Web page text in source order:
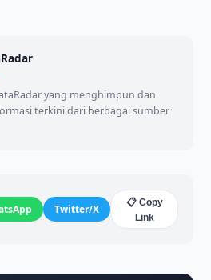
yang menghimpun dan
terkini dari berbagai sumber
Twitter/X
📋 Copy
Link